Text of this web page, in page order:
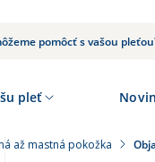
pleť
až mastná pokožka